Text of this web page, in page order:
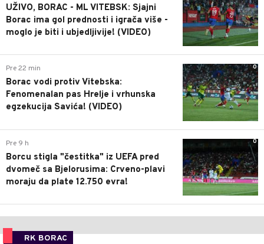
UŽIVO, BORAC - ML VITEBSK: Sjajni
Borac ima gol prednosti i igrača više -
moglo je biti i ubjedljivije! (VIDEO)
0
Pre 22 min
Borac vodi protiv Vitebska:
Fenomenalan pas Hrelje i vrhunska
egzekucija Savića! (VIDEO)
0
Pre 9 h
Borcu stigla "čestitka" iz UEFA pred
dvomeč sa Bjelorusima: Crveno-plavi
moraju da plate 12.750 evra!
RK BORAC